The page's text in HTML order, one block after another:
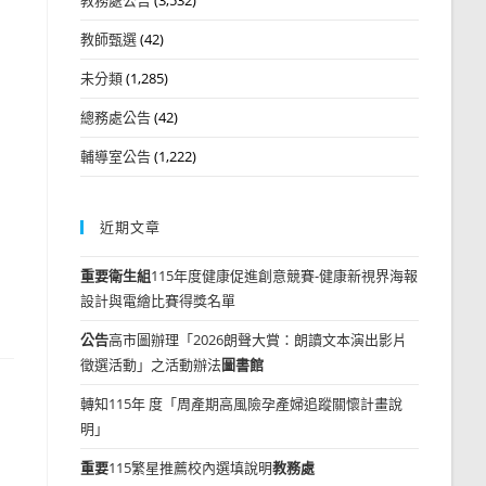
教師甄選(42)
未分類(1,285)
總務處公告(42)
輔導室公告(1,222)
近期文章
重要衛生組115年度健康促進創意競賽-健康新視界海報
設計與電繪比賽得獎名單
公告高市圖辦理「2026朗聲大賞：朗讀文本演出影片
徵選活動」之活動辦法圖書館
轉知115年 度「周產期高風險孕產婦追蹤關懷計畫說
明」
重要115繁星推薦校內選填說明教務處